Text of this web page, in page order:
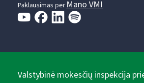
Paklausimas perMano VMI
Valstybinė mokesčių inspekcija